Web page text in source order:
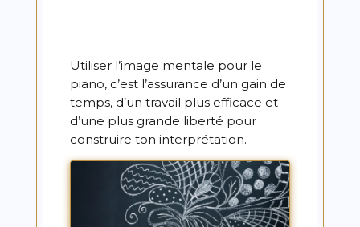
Utiliser l’image mentale pour le
piano, c’est l’assurance d’un gain de
temps, d’un travail plus efficace et
d’une plus grande liberté pour
construire ton interprétation.